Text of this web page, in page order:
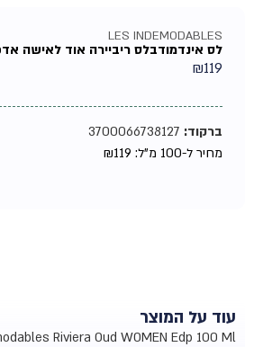
LES INDEMODABLES
לס אינדמודבלס ריביירה אוד לאישה אדפ 100מל
₪119
ברקוד:3700066738127
מחיר ל-100 מ"ל:
₪119
עוד על המוצר
Riviera Oud WOMEN Edp 100 Ml